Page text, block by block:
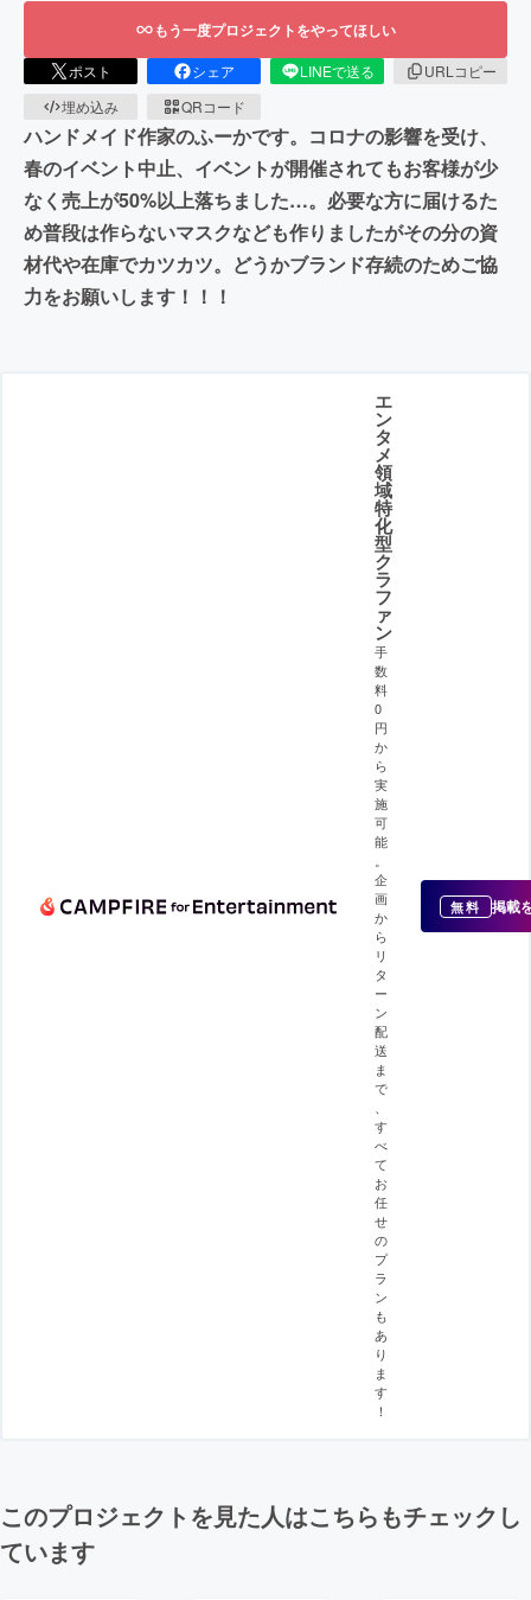
もう一度プロジェクトをやってほしい
ポスト シェア LINEで送る
URLコピー
埋め込み
QRコード
ハンドメイド作家のふーかです。コロナの影響を受け、
春のイベント中止、イベントが開催されてもお客様が少
なく売上が50%以上落ちました…。必要な方に届けるた
め普段は作らないマスクなども作りましたがその分の資
材代や在庫でカツカツ。どうかブランド存続のためご協
力をお願いします！！！
エ
ン
タ
メ
領
域
特
化
型
ク
ラ
フ
ァ
ン
手
数
料
0
円
か
ら
実
施
可
能
企
画
か
ら
リ
タ
ー
ン
配
送
ま
で
す
べ
て
お
任
せ
の
プ
ラ
ン
も
あ
り
ま
す
！
無料 掲載
このプロジェクトを見た人はこちらもチェックし
ています